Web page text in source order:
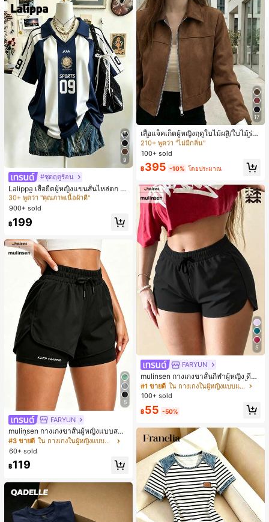
9
#ชุดฤดูร้อน
Lalippa เสื้อยืดผู้หญิงแขนสั้นไหล่ตก ค
อวีปกเสื้อ ลายพิมพ์ดิจิทัลลายทาง สไตล์
สปอร์ตแฟชั่นมินิมอล ของขวัญสำหรับเ
พื่อน
#1 ขายดี ใน หลากสี เสื้อยืดผู้หญิง
30+ พูดว่า "คุณภาพเนื้อผ้าดี"
#1 ขายดี ใน หลากสี เสื้อยืดผู้หญิง
30+ พูดว่า "คุณภาพเนื้อผ้าดี"
#1 ขายดี ใน หลากสี เสื้อยืดผู้หญิง
30+ พูดว่า "คุณภาพเนื้อผ้าดี"
#1 ขายดี ใน หลากสี เสื้อยืดผู้หญิง
30+ พูดว่า "คุณภาพเนื้อผ้าดี"
900+ sold
฿199
5
FARYUN
mulinsen กางเกงขาสั้นผู้หญิงแบบสบา
ยๆ สีพื้น หลวม อเนกประสงค์ กางเกงขา
สั้นกีฬา 2-In-1 สำหรับวิ่ง ฟิตเนส และก
ารฝึกซ้อมกีฬาในฤดูร้อน
#3 ขายดี
ใน กางเกงในผู้หญิงแบบแอคทีฟ
60+ sold
฿119
17
เสื้อแจ็คเก็ตผู้หญิงฤดูใบไม้ผลิ/ใบไม้ร่วง
สีพื้น หนังเทียม สไตล์ปกคอเสื้อ ซิปขึ้น
แขนยาว สไตล์ลำลอง วิทยาลัย สนามบิ
น เสื้อนอก สีน้ำตาล สไตล์สบายๆ ฤดูใบ
ไม้ร่วง
#1 ขายดี
ใน เครื่องบินทิ้งระเบิด แจ็คเก็ตผู้หญิง
210+ พูดว่า "ไม่มีกลิ่น"
#1 ขายดี
ใน เครื่องบินทิ้งระเบิด แจ็คเก็ตผู้หญิง
210+ พูดว่า "ไม่มีกลิ่น"
#1 ขายดี
ใน เครื่องบินทิ้งระเบิด แจ็คเก็ตผู้หญิง
210+ พูดว่า "ไม่มีกลิ่น"
#1 ขายดี
210+ พูดว่า "ไม่มีกลิ่น"
100+ sold
฿395 -10% โดยประมาณ
5
FARYUN
mulinsen กางเกงขาสั้นกีฬาผู้หญิง ดีไซ
น์ปลายเปิด เอวยืดหยุ่น กางเกงขาสั้น
ลำลองกีฬาฤดูร้อน ความยาว 3/4
#1 ขายดี
ใน กางเกงในผู้หญิงแบบแอคทีฟ
100+ sold
฿55 -50%